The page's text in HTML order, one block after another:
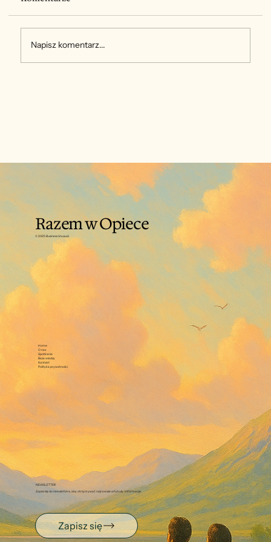
Wypalona – czy to o mnie?
Napisz komentarz...
Razem w Opiece
© 2025 Business Unusual
Home
O nas
Spotkania
Baza wiedzy
Kontakt
Polityka prywatności
NEWSLETTER
Zapisz się do newslettera, aby otrzymywać najnowsze artykuły i informacje.
Zapisz się